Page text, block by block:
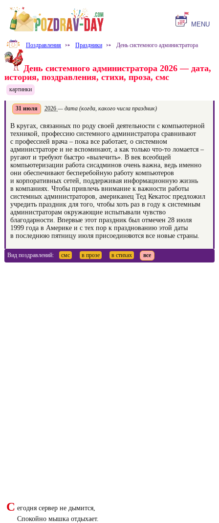
MENU
Поздравления ⤐ Праздники ⤐ День системного администратора
День системного администратора 2026 — дата,
история, поздравления, стихи, проза, смс
картинки
31 июля 2026 — дата (когда, какого числа праздник)
В кругах, связанных по роду своей деятельности с компьютерной
техникой, профессию системного администратора сравнивают
с профессией врача – пока все работает, о системном
администраторе и не вспоминают, а как только что-то ломается –
ругают и требуют быстро «вылечить». В век всеобщей
компьютеризации работа сисадминов очень важна, ведь именно
они обеспечивают бесперебойную работу компьютеров
и корпоративных сетей, поддерживая информационную жизнь
в компаниях. Чтобы привлечь внимание к важности работы
системных администраторов, американец Тед Кекатос предложил
учредить праздник для того, чтобы хоть раз в году к системным
администраторам окружающие испытывали чувство
благодарности. Впервые этот праздник был отмечен 28 июля
1999 года в Америке и с тех пор к празднованию этой даты
в последнюю пятницу июля присоединяются все новые страны.
Вид поздравлений: смс в прозе в стихах все
С егодня сервер не дымится,
Спокойно мышка отдыхает.